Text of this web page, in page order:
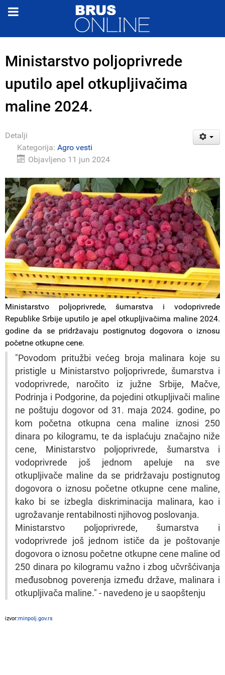
Ministarstvo poljoprivrede
uputilo apel otkupljivačima
maline 2024.
Detalji
Kategorija: Agro vesti
Objavljeno 11 jun 2024
Ministarstvo poljoprivrede, šumarstva i vodoprivrede
Republike Srbije uputilo je apel otkupljivačima maline 2024.
godine da se pridržavaju postignutog dogovora o iznosu
početne otkupne cene.
"Povodom pritužbi većeg broja malinara koje su
pristigle u Ministarstvo poljoprivrede, šumarstva i
vodoprivrede, naročito iz južne Srbije, Mačve,
Podrinja i Podgorine, da pojedini otkupljivači maline
ne poštuju dogovor od 31. maja 2024. godine, po
kom početna otkupna cena maline iznosi 250
dinara po kilogramu, te da isplaćuju značajno niže
cene, Ministarstvo poljoprivrede, šumarstva i
vodoprivrede još jednom apeluje na sve
otkupljivače maline da se pridržavaju postignutog
dogovora o iznosu početne otkupne cene maline,
kako bi se izbegla diskriminacija malinara, kao i
ugrožavanje rentabilnosti njihovog poslovanja.
Ministarstvo poljoprivrede, šumarstva i
vodoprivrede još jednom ističe da je poštovanje
dogovora o iznosu početne otkupne cene maline od
250 dinara po kilogramu važno i zbog učvršćivanja
međusobnog poverenja između države, malinara i
otkupljivača maline." - navedeno je u saopštenju
izvor:minpolj.gov.rs